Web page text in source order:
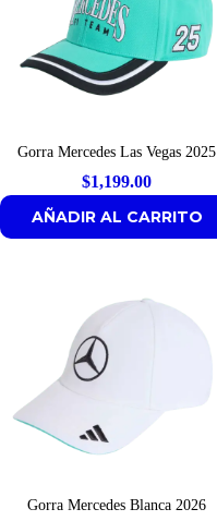
Gorra Mercedes Las Vegas 2025
$1,199.00
AÑADIR AL CARRITO
Gorra Mercedes Blanca 2026